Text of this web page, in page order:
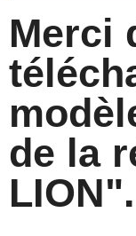
Merci
de la
LION".